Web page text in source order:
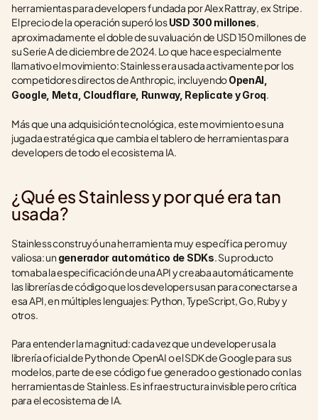
herramientas para developers fundada por Alex Rattray, ex Stripe.
El precio de la operación superó los USD 300 millones,
aproximadamente el doble de su valuación de USD 150 millones de
su Serie A de diciembre de 2024. Lo que hace especialmente
llamativo el movimiento: Stainless era usada activamente por los
competidores directos de Anthropic, incluyendo OpenAI,
Google, Meta, Cloudflare, Runway, Replicate y Groq.
Más que una adquisición tecnológica, este movimiento es una
jugada estratégica que cambia el tablero de herramientas para
developers de todo el ecosistema IA.
¿Qué es Stainless y por qué era tan
usada?
Stainless construyó una herramienta muy específica pero muy
valiosa: un generador automático de SDKs. Su producto
tomaba la especificación de una API y creaba automáticamente
las librerías de código que los developers usan para conectarse a
esa API, en múltiples lenguajes: Python, TypeScript, Go, Ruby y
otros.
Para entender la magnitud: cada vez que un developer usa la
librería oficial de Python de OpenAI o el SDK de Google para sus
modelos, parte de ese código fue generado o gestionado con las
herramientas de Stainless. Es infraestructura invisible pero crítica
para el ecosistema de IA.